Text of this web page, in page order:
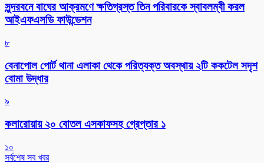
সুন্দরবনে বাঘের আক্রমণে ক্ষতিগ্রস্ত তিন পরিবারকে স্বাবলম্বী করল
আইএফএসডি ফাউন্ডেশন
৮
বেনাপোল পোর্ট থানা এলাকা থেকে পরিত্যক্ত অবস্থায় ২টি ককটেল সদৃশ
বোমা উদ্ধার
৯
কলারোয়ায় ২০ বোতল এসকাফসহ গ্রেপ্তার ১
১০
সর্বশেষ সব খবর